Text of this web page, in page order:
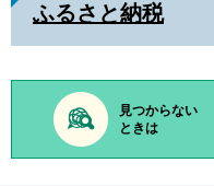
ふるさと納税
見つからない
ときは